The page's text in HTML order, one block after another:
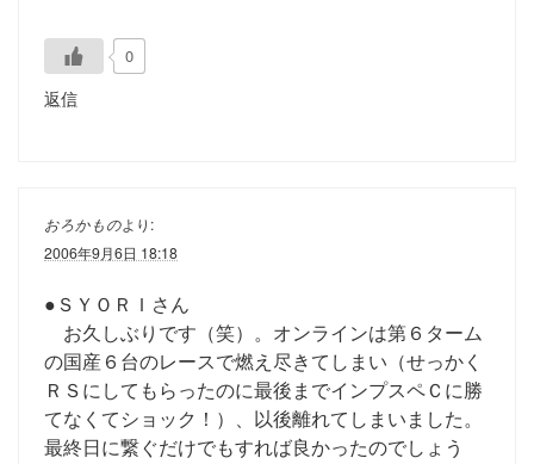
0
返信
おろかものより:
2006年9月6日 18:18
●ＳＹＯＲＩさん
お久しぶりです（笑）。オンラインは第６ターム
の国産６台のレースで燃え尽きてしまい（せっかく
ＲＳにしてもらったのに最後までインプスペＣに勝
てなくてショック！）、以後離れてしまいました。
最終日に繋ぐだけでもすれば良かったのでしょう